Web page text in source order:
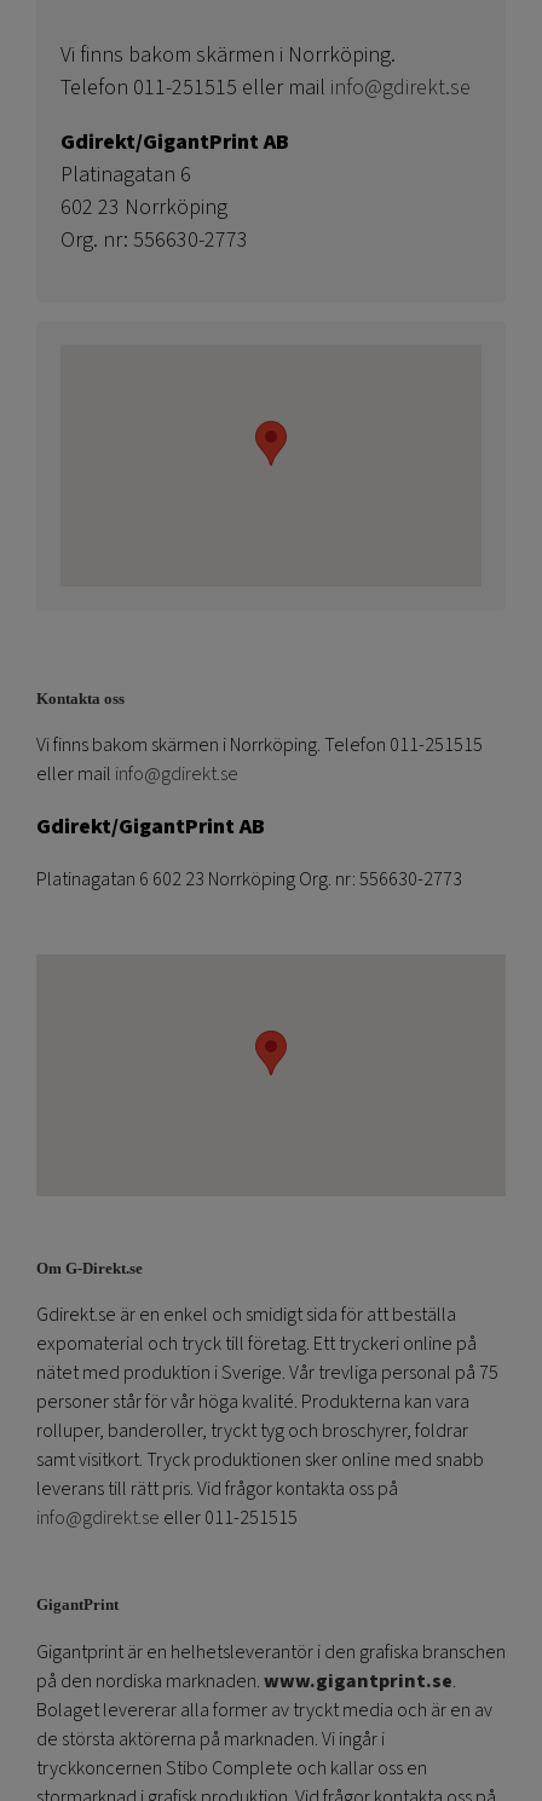
Vi finns bakom skärmen i Norrköping.
Telefon 011-251515 eller mail info@gdirekt.se
Gdirekt/GigantPrint AB
Platinagatan 6
602 23 Norrköping
Org. nr: 556630-2773
Kontakta oss
Vi finns bakom skärmen i Norrköping. Telefon 011-251515
eller mail info@gdirekt.se
Gdirekt/GigantPrint AB
Platinagatan 6 602 23 Norrköping Org. nr: 556630-2773
Om G-Direkt.se
Gdirekt.se är en enkel och smidigt sida för att beställa
expomaterial och tryck till företag. Ett tryckeri online på
nätet med produktion i Sverige. Vår trevliga personal på 75
personer står för vår höga kvalité. Produkterna kan vara
rolluper, banderoller, tryckt tyg och broschyrer, foldrar
samt visitkort. Tryck produktionen sker online med snabb
leverans till rätt pris. Vid frågor kontakta oss på
info@gdirekt.se eller 011-251515
GigantPrint
Gigantprint är en helhetsleverantör i den grafiska branschen
på den nordiska marknaden.www.gigantprint.se.
Bolaget levererar alla former av tryckt media och är en av
de största aktörerna på marknaden. Vi ingår i
tryckkoncernen Stibo Complete och kallar oss en